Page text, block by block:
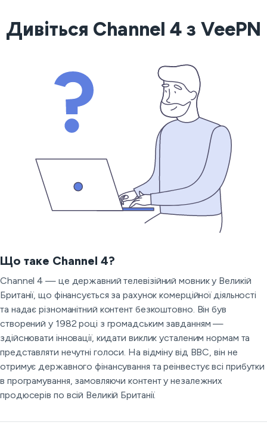
Дивіться Channel 4 з VeePN
Що таке Channel 4?
Channel 4 — це державний телевізійний мовник у Великій
Британії, що фінансується за рахунок комерційної діяльності
та надає різноманітний контент безкоштовно. Він був
створений у 1982 році з громадським завданням —
здійснювати інновації, кидати виклик усталеним нормам та
представляти нечутні голоси. На відміну від BBC, він не
отримує державного фінансування та реінвестує всі прибутки
в програмування, замовляючи контент у незалежних
продюсерів по всій Великій Британії.